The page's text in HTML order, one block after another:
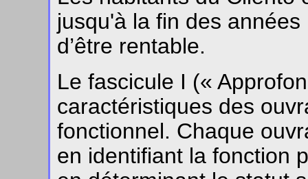
jusqu'à la fin des
d’être rentable.
Le fascicule I («
caractéristiques des
fonctionnel. Chaque
en identifiant la fonction